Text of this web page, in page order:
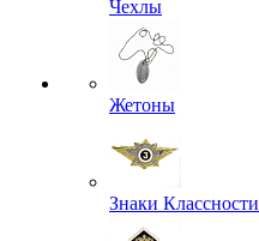
Чехлы
Жетоны
Знаки Классности